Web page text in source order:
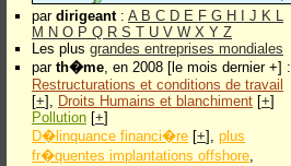
par dirigeant: A B C D E F G H J K L
M N O P Q R S T U V W X Y Z
Les plus grandes entreprises mondiales
par th�me, en 2008 [le mois dernier +] :
Restructurations et conditions de travail
[+], Droits Humains et blanchiment [+]
Pollution [+]
D�linquance financi�re [+], plus
fr�quentes implantations offshore,